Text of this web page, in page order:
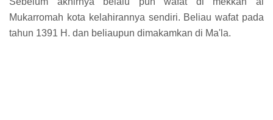
Mukarromah kota kelahirannya sendiri. Beliau wafat pada
tahun 1391 H. dan beliaupun dimakamkan di Ma'la.